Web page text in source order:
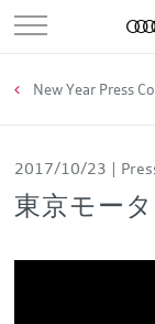
New Year Press
2017/10/23
東京モー